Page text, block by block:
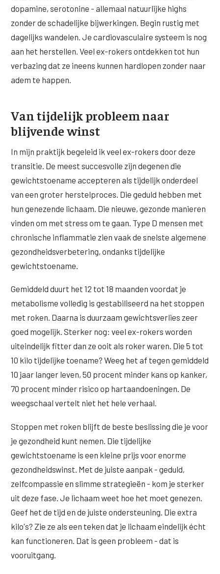
dopamine, serotonine - allemaal natuurlijke highs
zonder de schadelijke bijwerkingen. Begin rustig met
dagelijks wandelen. Je cardiovasculaire systeem is nog
aan het herstellen. Veel ex-rokers ontdekken tot hun
verbazing dat ze ineens kunnen hardlopen zonder naar
adem te happen.
Van tijdelijk probleem naar
blijvende winst
In mijn praktijk begeleid ik veel ex-rokers door deze
transitie. De meest succesvolle zijn degenen die
gewichtstoename accepteren als tijdelijk onderdeel
van een groter herstelproces. Die geduld hebben met
hun genezende lichaam. Die nieuwe, gezonde manieren
vinden om met stress om te gaan. Type D mensen met
chronische inflammatie zien vaak de snelste algemene
gezondheidsverbetering, ondanks tijdelijke
gewichtstoename.
Gemiddeld duurt het 12 tot 18 maanden voordat je
metabolisme volledig is gestabiliseerd na het stoppen
met roken. Daarna is duurzaam gewichtsverlies zeer
goed mogelijk. Sterker nog: veel ex-rokers worden
uiteindelijk fitter dan ze ooit als roker waren. Die 5 tot
10 kilo tijdelijke toename? Weeg het af tegen gemiddeld
10 jaar langer leven, 50 procent minder kans op kanker,
70 procent minder risico op hartaandoeningen. De
weegschaal vertelt niet het hele verhaal.
Stoppen met roken blijft de beste beslissing die je voor
je gezondheid kunt nemen. Die tijdelijke
gewichtstoename is een kleine prijs voor enorme
gezondheidswinst. Met de juiste aanpak - geduld,
zelfcompassie en slimme strategieën - kom je sterker
uit deze fase. Je lichaam weet hoe het moet genezen.
Geef het de tijd en de juiste ondersteuning. Die extra
kilo's? Zie ze als een teken dat je lichaam eindelijk écht
kan functioneren. Dat is geen probleem - dat is
vooruitgang.